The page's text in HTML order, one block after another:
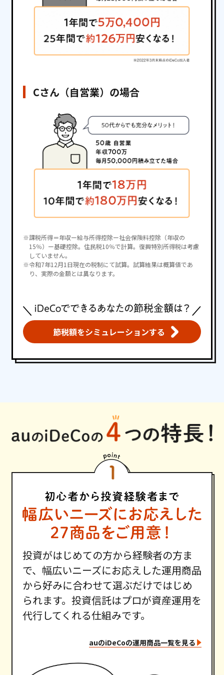
Cさん（自営業）の場合
課税所得＝年収ー給与所得控除ー社会保険料控除（年収の
15％）ー基礎控除。住民税10％で計算。復興特別所得税は考慮
していません。
令和7年12月1日現在の税制にて試算。試算結果は概算値であ
り、実際の金額とは異なります。
節税額をシミュレーションする
投資がはじめての方から経験者の方ま
で、幅広いニーズにお応えした運用商品
から好みに合わせて選ぶだけではじめ
られます。投資信託はプロが資産運用を
代行してくれる仕組みです。
auのiDeCoの運用商品一覧を見る